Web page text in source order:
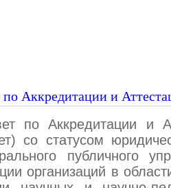
Аккредитации и
по Аккредитации и
со статусом
публичного
организаций в